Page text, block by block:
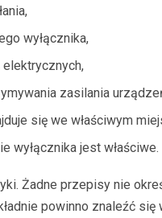
wyłącznika,
zasilania
się we właściwym
wyłącznika jest właściwe.
Żadne przepisy nie
powinno znaleźć się